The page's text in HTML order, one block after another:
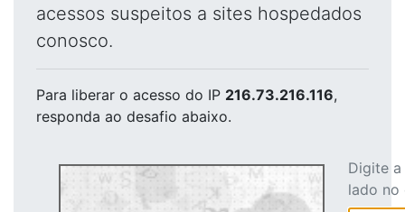
acessos suspeitos a sites hospedados
conosco.
Para liberar o acesso do IP 216.73.216.116,
responda ao desafio abaixo.
Digite
lado no